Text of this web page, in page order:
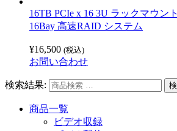
16TB PCIe x 16 3U ラックマウント
16Bay 高速RAID システム
¥16,500 (税込)
お問い合わせ
検索結果:
商品一覧
ビデオ収録